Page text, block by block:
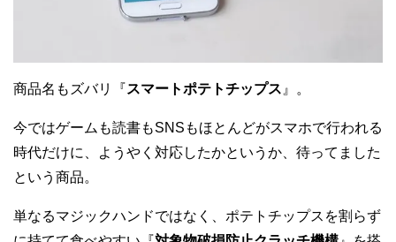
商品名もズバリ『スマートポテトチップス 』。
今ではゲームも読書もSNSもほとんどがスマホで行われる
時代だけに、ようやく対応したかというか、待ってました
という商品。
単なるマジックハンドではなく、ポテトチップスを割らず